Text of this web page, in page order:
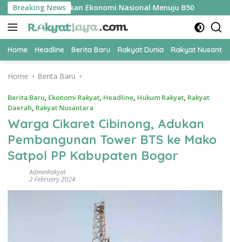
Skip
to
content
Breaking News
Amankan Ekonomi Nasional Menuju B50 Tim
Home Headline Berita Baru Rakyat Dunia Rakyat
Home Berita Baru
Berita Baru, Ekonomi Rakyat, Headline, Hukum Rakyat, Rakyat
Daerah, Rakyat Nusantara
Warga Cikaret Cibinong, Adukan
Pembangunan Tower BTS ke Mako
Satpol PP Kabupaten Bogor
AdminRakyat
2 February 2024